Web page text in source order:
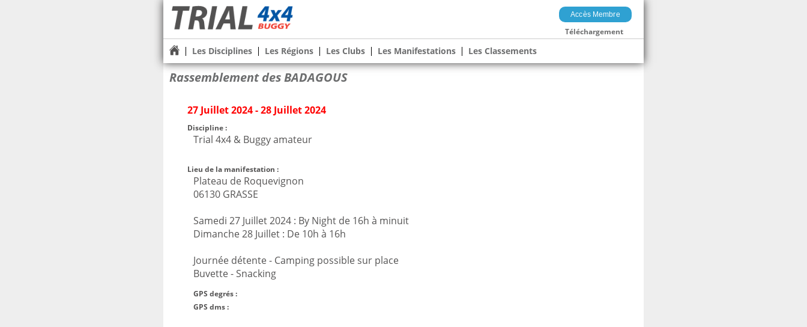
Accès Membre
Téléchargement
Les Disciplines Les Régions Les Clubs Les Manifestations Les Classements
Rassemblement des BADAGOUS
27 Juillet 2024 - 28 Juillet 2024
Discipline :
Trial 4x4 & Buggy amateur
Lieu de la manifestation :
Plateau de Roquevignon
06130 GRASSE
Samedi 27 Juillet 2024 : By Night de 16h à minuit
Dimanche 28 Juillet : De 10h à 16h
Journée détente - Camping possible sur place
Buvette - Snacking
GPS degrés :
GPS dms :